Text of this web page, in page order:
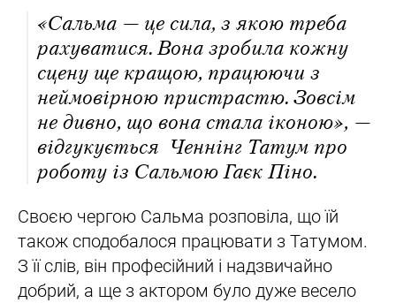
«Сальма — це сила, з якою треба
рахуватися. Вона зробила кожну
сцену ще кращою, працюючи з
неймовірною пристрастю. Зовсім
не дивно, що вона стала іконою», —
відгукується Ченнінг Татум про
роботу із Сальмою Гаєк Піно.
Своєю чергою Сальма розповіла, що їй
також сподобалося працювати з Татумом.
З її слів, він професійний і надзвичайно
добрий, а ще з актором було дуже весело